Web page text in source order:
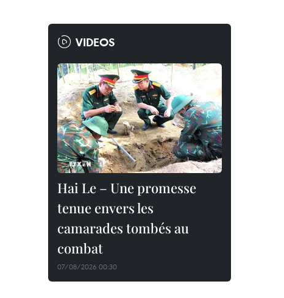
VIDEOS
Hai Le – Une promesse
tenue envers les
camarades tombés au
combat
07/08/2026 00:30